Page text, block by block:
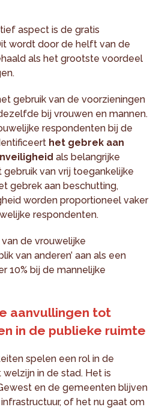
aspect is de gratis
wordt door de helft van de
als het grootste voordeel
gebruik van de voorzieningen
bij vrouwen en mannen.
respondenten bij de
het gebrek aan
als belangrijke
gebruik van vrij toegankelijke
gebrek aan beschutting,
worden proportioneel vaker
respondenten.
de vrouwelijke
van anderen’ aan als een
10% bij de mannelijke
aanvullingen tot
in de publieke ruimte
spelen een rol in de
in de stad. Het is
en de gemeenten blijven
of het nu gaat om